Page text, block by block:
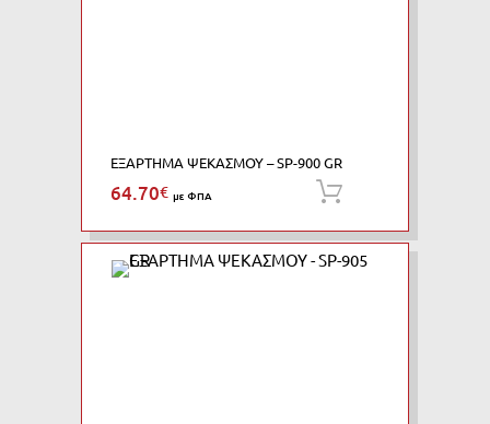
ΕΞΑΡΤΗΜΑ ΨΕΚΑΣΜΟΥ – SP-900 GR
64.70€ με ΦΠΑ